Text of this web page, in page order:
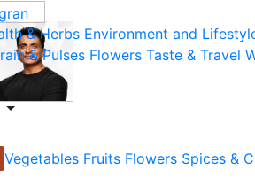
& Herbs Environment and
& Pulses Flowers Taste & Travel
Vegetables Fruits Flowers Spices &